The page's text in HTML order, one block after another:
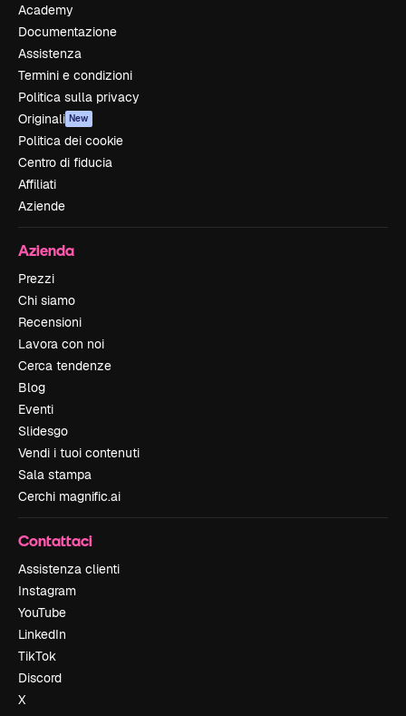
Academy
Documentazione
Assistenza
Termini e condizioni
Politica sulla privacy
Originali New
Politica dei cookie
Centro di fiducia
Affiliati
Aziende
Azienda
Prezzi
Chi siamo
Recensioni
Lavora con noi
Cerca tendenze
Blog
Eventi
Slidesgo
Vendi i tuoi contenuti
Sala stampa
Cerchi magnific.ai
Contattaci
Assistenza clienti
Instagram
YouTube
LinkedIn
TikTok
Discord
X